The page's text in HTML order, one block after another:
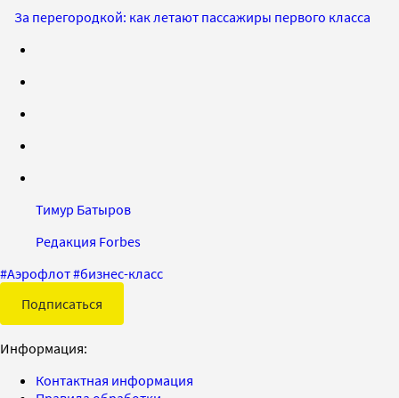
За перегородкой: как летают пассажиры первого класса
Тимур Батыров
Редакция Forbes
#Аэрофлот#бизнес-класс
Подписаться
Информация:
Контактная информация